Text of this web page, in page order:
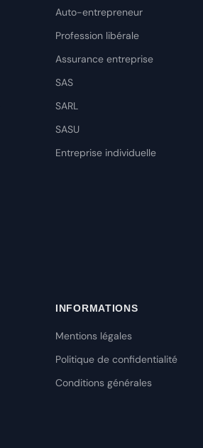
Auto-entrepreneur
Profession libérale
Assurance entreprise
SAS
SARL
SASU
Entreprise individuelle
INFORMATIONS
Mentions légales
Politique de confidentialité
Conditions générales